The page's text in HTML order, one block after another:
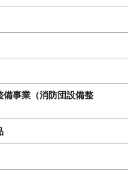
事業（消防団設備整